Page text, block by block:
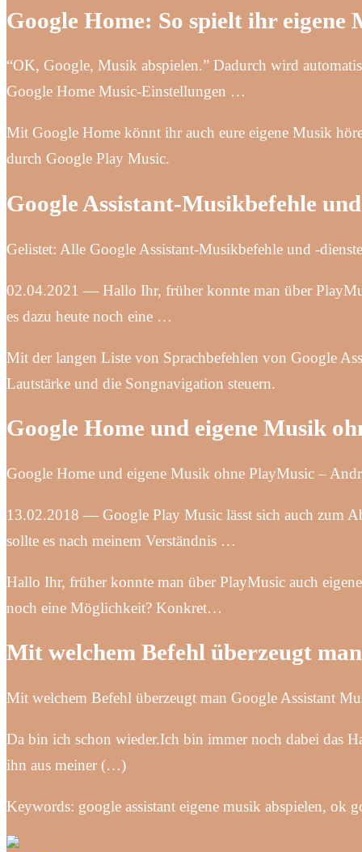
Google Home: So spielt ihr eigene
“OK, Google, Musik abspielen.” Dadurch wird
Google Home Music-Einstellungen …
Mit Google Home könnt ihr auch eure eigene Musik
durch Google Play Music.
Google Assistant-Musikbefehle
Gelistet: Alle Google Assistant-Musikbefehle und -dienste
02.04.2021 — Hallo Ihr, früher konnte man über
es dazu heute noch eine …
Mit der langen Liste von Sprachbefehlen von Google
Lautstärke und die Songnavigation steuern.
Google Home und eigene Musik
Google Home und eigene Musik ohne PlayMusic –
13.02.2018 — Google Play Music lässt sich auch zum
sollte es nach meinem Verständnis …
Hallo Ihr, früher konnte man über PlayMusic auch
noch eine Möglichkeit? Konkret…
Mit welchem Befehl überzeugt
Mit welchem Befehl überzeugt man Google Assistant
Da bin ich schon wieder.Ich bin immer noch dabei das
ihn aus meiner (…)
Keywords: google assistant eigene musik abspielen, ok